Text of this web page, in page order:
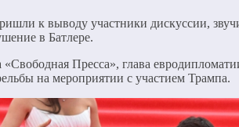
к выводу участники дискуссии,
в Батлере.
Пресса», глава
на мероприятии с участием Трампа.